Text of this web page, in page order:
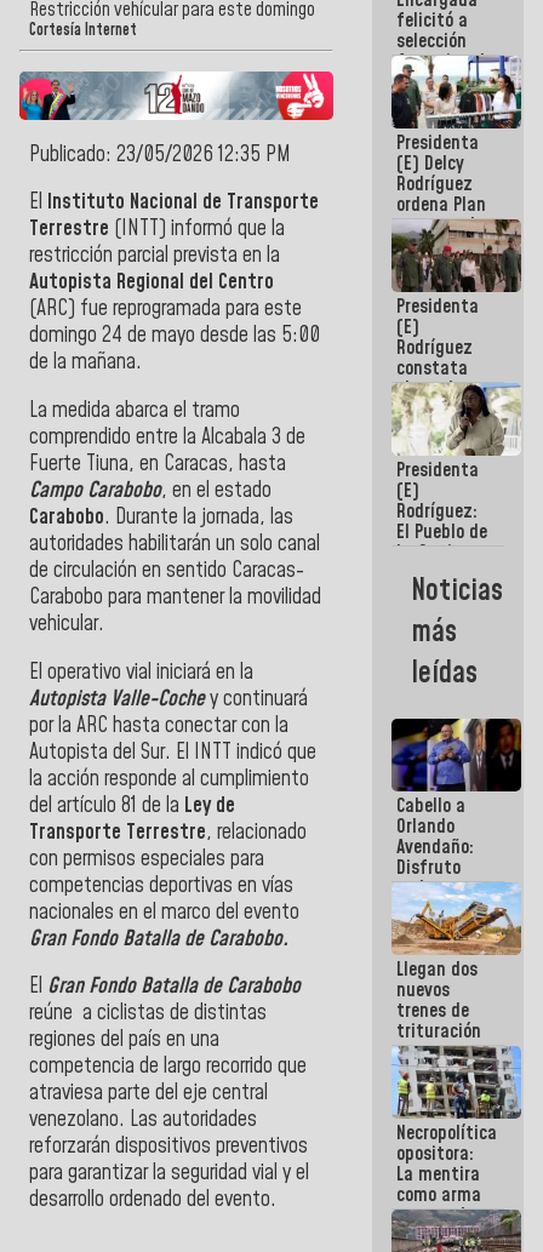
Restricción vehícular para este domingo
Cortesía Internet
Publicado: 23/05/2026 12:35 PM
El Instituto Nacional de Transporte
Terrestre (INTT) informó que la
restricción parcial prevista en la
Autopista Regional del Centro
(ARC) fue reprogramada para este
domingo 24 de mayo desde las 5:00
de la mañana.
La medida abarca el tramo
comprendido entre la Alcabala 3 de
Fuerte Tiuna, en Caracas, hasta
Campo Carabobo, en el estado
Carabobo. Durante la jornada, las
autoridades habilitarán un solo canal
de circulación en sentido Caracas-
Carabobo para mantener la movilidad
vehicular.
El operativo vial iniciará en la
Autopista Valle-Cochey continuará
por la ARC hasta conectar con la
Autopista del Sur. El INTT indicó que
la acción responde al cumplimiento
del artículo 81 de la Ley de
Transporte Terrestre, relacionado
con permisos especiales para
competencias deportivas en vías
nacionales en el marco del evento
Gran Fondo Batalla de Carabobo.
El Gran Fondo Batalla de Carabobo
reúne a ciclistas de distintas
regiones del país en una
competencia de largo recorrido que
atraviesa parte del eje central
venezolano. Las autoridades
reforzarán dispositivos preventivos
para garantizar la seguridad vial y el
desarrollo ordenado del evento.
América
felicitó a
selección
femenina de
baloncesto
por su
clasificación
a la
AmeriCup
2027
Presidenta
(E) Delcy
Rodríguez
ordena Plan
maestro de
desarrollo
logístico y
turístico
para La
Guaira
Presidenta
(E)
Rodríguez
constata
obras de
rehabilitación
de Escuela
Militar de
Mamo en La
Guaira
Presidenta
(E)
Rodríguez:
El Pueblo de
La Guaira
siempre
estará
acompañada
por el
Gobierno
Nacional
Noticias
más
leídas
Cabello a
Orlando
Avendaño:
Disfruto
cada vez
que escribes
porque lo
que haces
es
embarrarla
Llegan dos
nuevos
trenes de
trituración
para
optimizar
manejo de
escombros
en La Guaira
Necropolítica
opositora:
La mentira
como arma
contra el
Pueblo